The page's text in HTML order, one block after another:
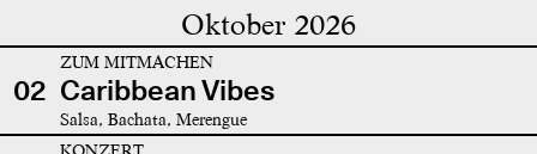
Oktober 2026
02
ZUM MITMACHEN
Caribbean Vibes
Salsa, Bachata, Merengue